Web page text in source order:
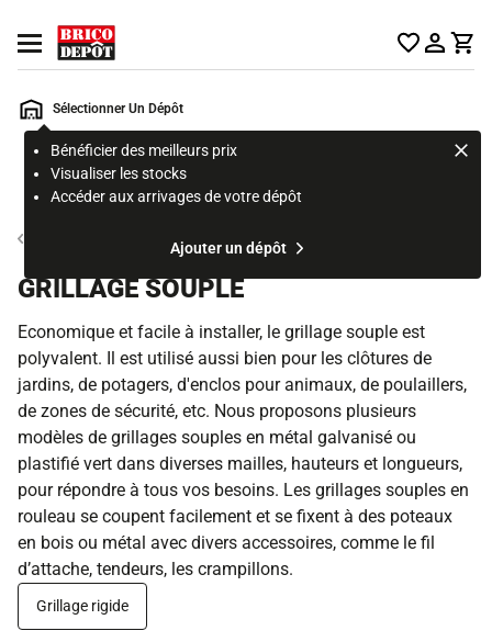
Ouvrir le menu
Sélectionner Un Dépôt
Bénéficier des meilleurs prix
Visualiser les stocks
Accéder aux arrivages de votre dépôt
Ajouter un dépôt
Rechercher
page
GRILLAGE SOUPLE
Economique et facile à installer, le grillage souple est
polyvalent. Il est utilisé aussi bien pour les clôtures de
jardins, de potagers, d'enclos pour animaux, de poulaillers,
de zones de sécurité, etc. Nous proposons plusieurs
modèles de grillages souples en métal galvanisé ou
plastifié vert dans diverses mailles, hauteurs et longueurs,
pour répondre à tous vos besoins. Les grillages souples en
rouleau se coupent facilement et se fixent à des poteaux
en bois ou métal avec divers accessoires, comme le fil
d’attache, tendeurs, les crampillons.
Grillage rigide